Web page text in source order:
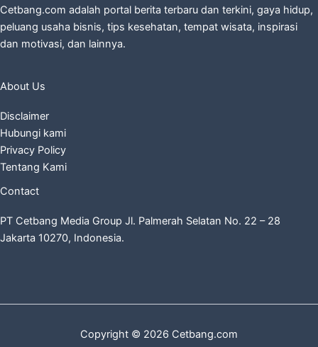
Cetbang.com adalah portal berita terbaru dan terkini, gaya hidup,
peluang usaha bisnis, tips kesehatan, tempat wisata, inspirasi
dan motivasi, dan lainnya.
About Us
Disclaimer
Hubungi kami
Privacy Policy
Tentang Kami
Contact
PT Cetbang Media Group Jl. Palmerah Selatan No. 22 – 28
Jakarta 10270, Indonesia.
Copyright © 2026 Cetbang.com